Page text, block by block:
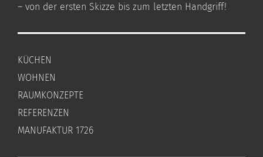
– von der ersten Skizze bis zum letzten Handgriff!
KÜCHEN
WOHNEN
RAUMKONZEPTE
REFERENZEN
MANUFAKTUR 1726